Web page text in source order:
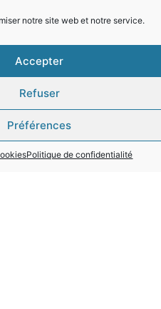
notre site web et notre service.
Accepter
Refuser
Préférences
Politique de confidentialité